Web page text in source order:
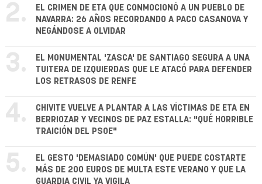
2.
EL CRIMEN DE ETA QUE CONMOCIONÓ A UN PUEBLO DE
NAVARRA: 26 AÑOS RECORDANDO A PACO CASANOVA Y
NEGÁNDOSE A OLVIDAR
3.
EL MONUMENTAL 'ZASCA' DE SANTIAGO SEGURA A UNA
TUITERA DE IZQUIERDAS QUE LE ATACÓ PARA DEFENDER
LOS RETRASOS DE RENFE
4.
CHIVITE VUELVE A PLANTAR A LAS VÍCTIMAS DE ETA EN
BERRIOZAR Y VECINOS DE PAZ ESTALLA: "QUÉ HORRIBLE
TRAICIÓN DEL PSOE"
5.
EL GESTO 'DEMASIADO COMÚN' QUE PUEDE COSTARTE
MÁS DE 200 EUROS DE MULTA ESTE VERANO Y QUE LA
GUARDIA CIVIL YA VIGILA